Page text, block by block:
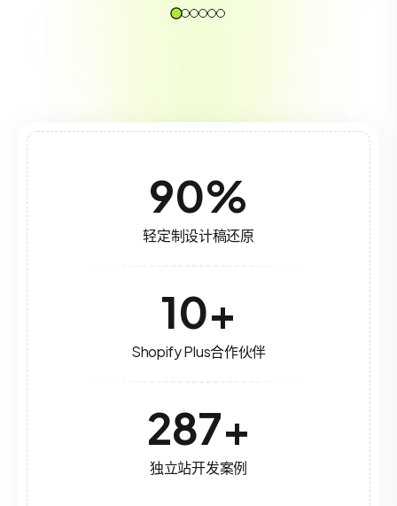
90%
轻定制设计稿还原
10+
Shopify Plus合作伙伴
287+
独立站开发案例